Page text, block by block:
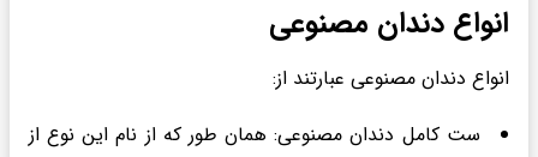
انواع دندان مصنوعی
انواع دندان مصنوعی عبارتند از:
ست کامل دندان مصنوعی: همان طور که از نام این نوع از